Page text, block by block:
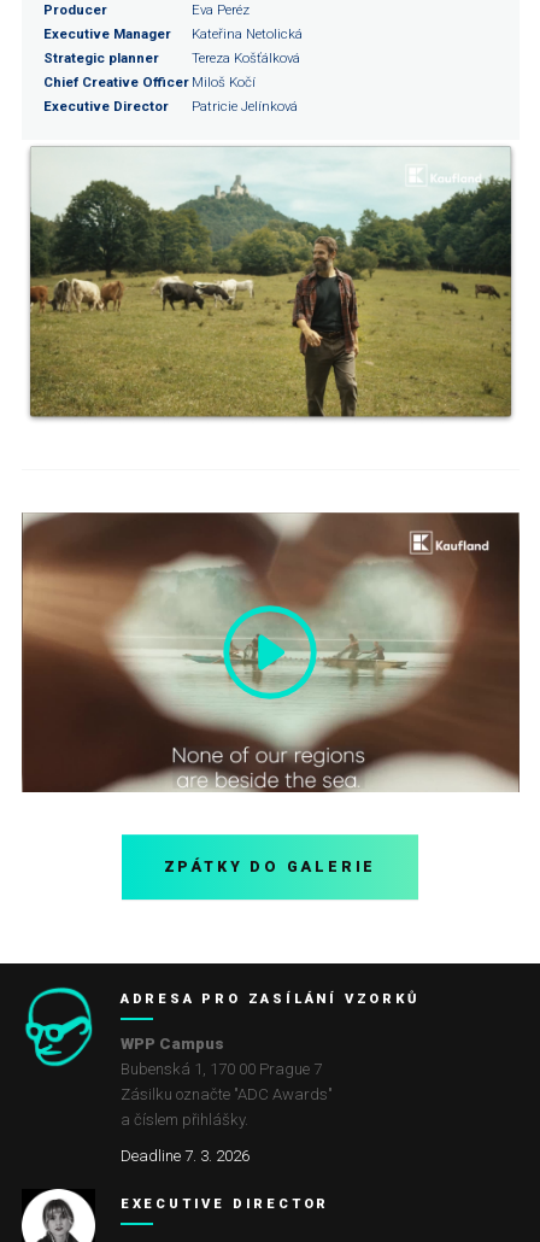
Producer
Eva Peréz
Executive Manager
Kateřina Netolická
Strategic planner
Tereza Košťálková
Chief Creative Officer Miloš Kočí
Executive Director
Patricie Jelínková
ZPÁTKY DO GALERIE
ADRESA PRO ZASÍLÁNÍ VZORKŮ
WPP Campus
Bubenská 1, 170 00 Prague 7
Zásilku označte "ADC Awards"
a číslem přihlášky.
Deadline 7. 3. 2026
EXECUTIVE DIRECTOR